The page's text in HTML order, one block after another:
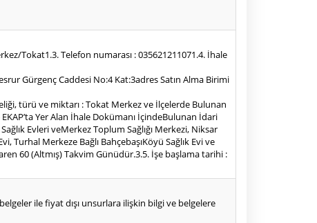
Tokat1.3. Telefon numarası : 035621211071.4. İhale
Gürgenç Caddesi No:4 Kat:3adres Satın Alma Birimi
türü ve miktarı : Tokat Merkez ve İlçelerde Bulunan
Yer Alan İhale Dokümanı İçindeBulunan İdari
Evleri veMerkez Toplum Sağlığı Merkezi, Niksar
Turhal Merkeze Bağlı BahçebaşıKöyü Sağlık Evi ve
60 (Altmış) Takvim Günüdür.3.5. İşe başlama tarihi :
ile fiyat dışı unsurlara ilişkin bilgi ve belgelere